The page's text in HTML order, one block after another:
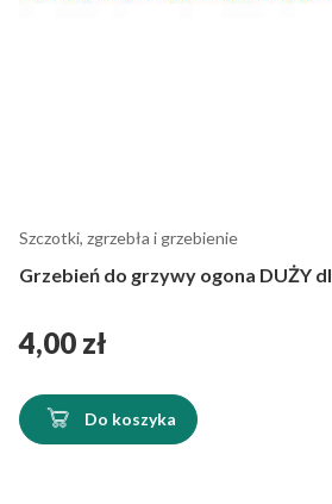
Szczotki, zgrzebła i grzebienie
Grzebień do grzywy ogona DUŻY
Cena
4,00 zł
Do koszyka